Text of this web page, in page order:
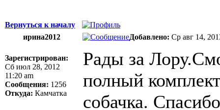
Вернуться к началу
ирина2012
Добавлено: Ср авг 14,
Зарегистрирован:
Сб июл 28, 2012
11:20 am
Сообщения: 1256
Откуда: Камчатка
Рады за
полный
собачка.